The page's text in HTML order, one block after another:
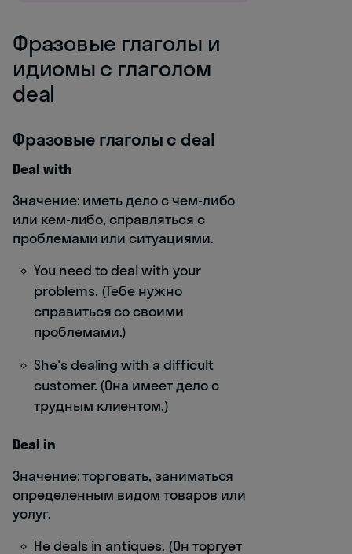
Фразовые глаголы и
идиомы с глаголом
deal
Фразовые глаголы с deal
Deal with
Значение: иметь дело с чем-либо
или кем-либо, справляться с
проблемами или ситуациями.
You need to deal with your
problems. (Тебе нужно
справиться со своими
проблемами.)
She's dealing with a difficult
customer. (Она имеет дело с
трудным клиентом.)
Deal in
Значение: торговать, заниматься
определенным видом товаров или
услуг.
He deals in antiques. (Он торгует